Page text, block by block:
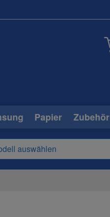
Papier Zubehör